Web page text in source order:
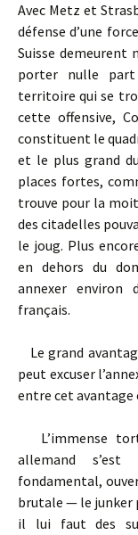
Avec Metz et
défense d’une
Suisse demeurent
porter nulle part
territoire qui se
cette offensive,
constituent le
et le plus grand
places fortes,
trouve pour la
des citadelles
le joug. Plus
en dehors du
annexer environ
français.
Le grand
peut excuser
entre cet avantage
L’immense
allemand
fondamental,
brutale — le junker
il lui faut des